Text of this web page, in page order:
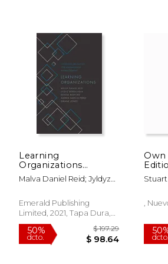
50%
dcto.
Learning
Organizations
(Working Methods
for Knowledge
Inglés)
Malva Daniel Reid; Jyldyz
Bedford; Alexeis Garcia-
Perez; Dwane Jones
Emerald Publishing
Limited, 2021, Tapa Dura,
Nuevo
Own
,